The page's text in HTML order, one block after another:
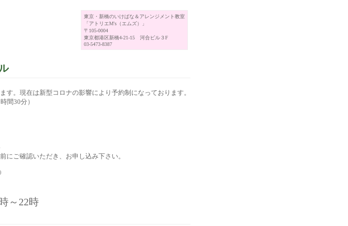
東京・新橋のいけばな＆アレンジメント教室
「アトリエM's（エムズ）」
〒105-0004
東京都港区新橋4-21-15 河合ビル３F
03-5473-8387
す。現在は新型コロナの影響により予約制になっております。
間30分）
にご確認いただき、お申し込み下さい。
～22時